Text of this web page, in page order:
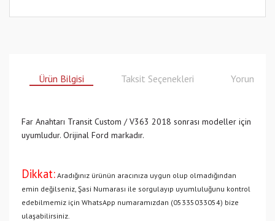
Ürün Bilgisi Taksit Seçenekleri Yorumlar
Far Anahtarı Transit Custom / V363 2018 sonrası modeller için
uyumludur. Orijinal Ford markadır.
Dikkat: Aradığınız ürünün aracınıza uygun olup olmadığından
emin değilseniz, Şasi Numarası ile sorgulayıp uyumluluğunu kontrol
edebilmemiz için WhatsApp numaramızdan (05335033054) bize
ulaşabilirsiniz.